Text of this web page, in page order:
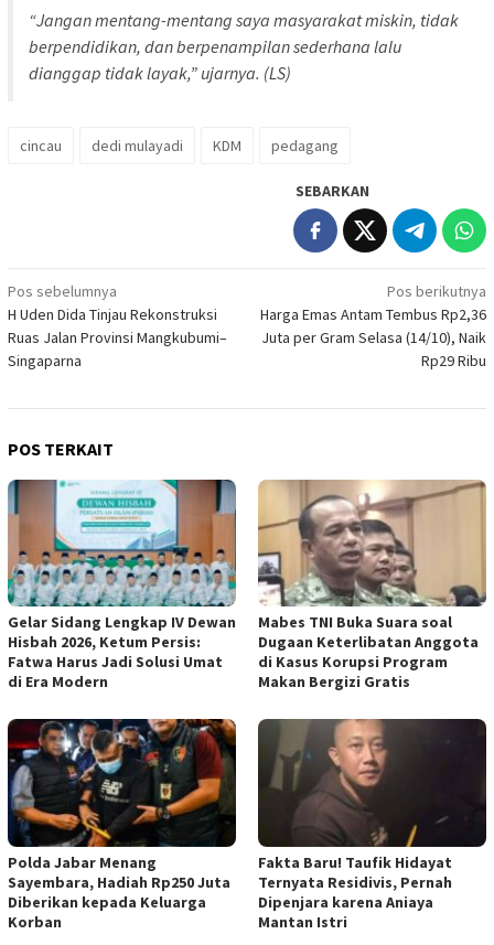
“Jangan mentang-mentang saya masyarakat miskin, tidak
berpendidikan, dan berpenampilan sederhana lalu
dianggap tidak layak,” ujarnya. (LS)
cincau dedi mulayadi KDM pedagang
SEBARKAN
Navigasi
pos
Pos sebelumnya
H Uden Dida Tinjau Rekonstruksi
Ruas Jalan Provinsi Mangkubumi–
Singaparna
Pos berikutnya
Harga Emas Antam Tembus Rp2,36
Juta per Gram Selasa (14/10), Naik
Rp29 Ribu
POS TERKAIT
Gelar Sidang Lengkap IV Dewan
Hisbah 2026, Ketum Persis:
Fatwa Harus Jadi Solusi Umat
di Era Modern
Mabes TNI Buka Suara soal
Dugaan Keterlibatan Anggota
di Kasus Korupsi Program
Makan Bergizi Gratis
Polda Jabar Menang
Sayembara, Hadiah Rp250 Juta
Diberikan kepada Keluarga
Korban
Fakta Baru! Taufik Hidayat
Ternyata Residivis, Pernah
Dipenjara karena Aniaya
Mantan Istri